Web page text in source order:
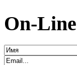
On-